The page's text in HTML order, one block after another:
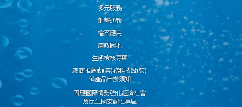
多元服務
射擊通報
檔案應用
廉政園地
生態檢核專區
廠商推薦勤(業)務科技設(裝)
備產品申辦須知
因應國際情勢強化經濟社會
及民生國安韌性專區